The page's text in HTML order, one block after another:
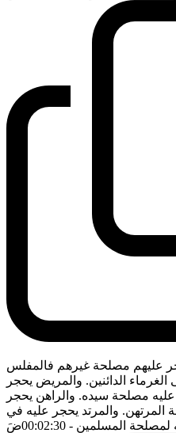
عليهم مصلحة غيرهم فالمفلس
الدائنين. والمريض يحجر
عليه مصلحة سيده. والراهن يحجر
المرتهن. والمرتد يحجر عليه في
لمصلحة المسلمين - 00:02:30 ضَ